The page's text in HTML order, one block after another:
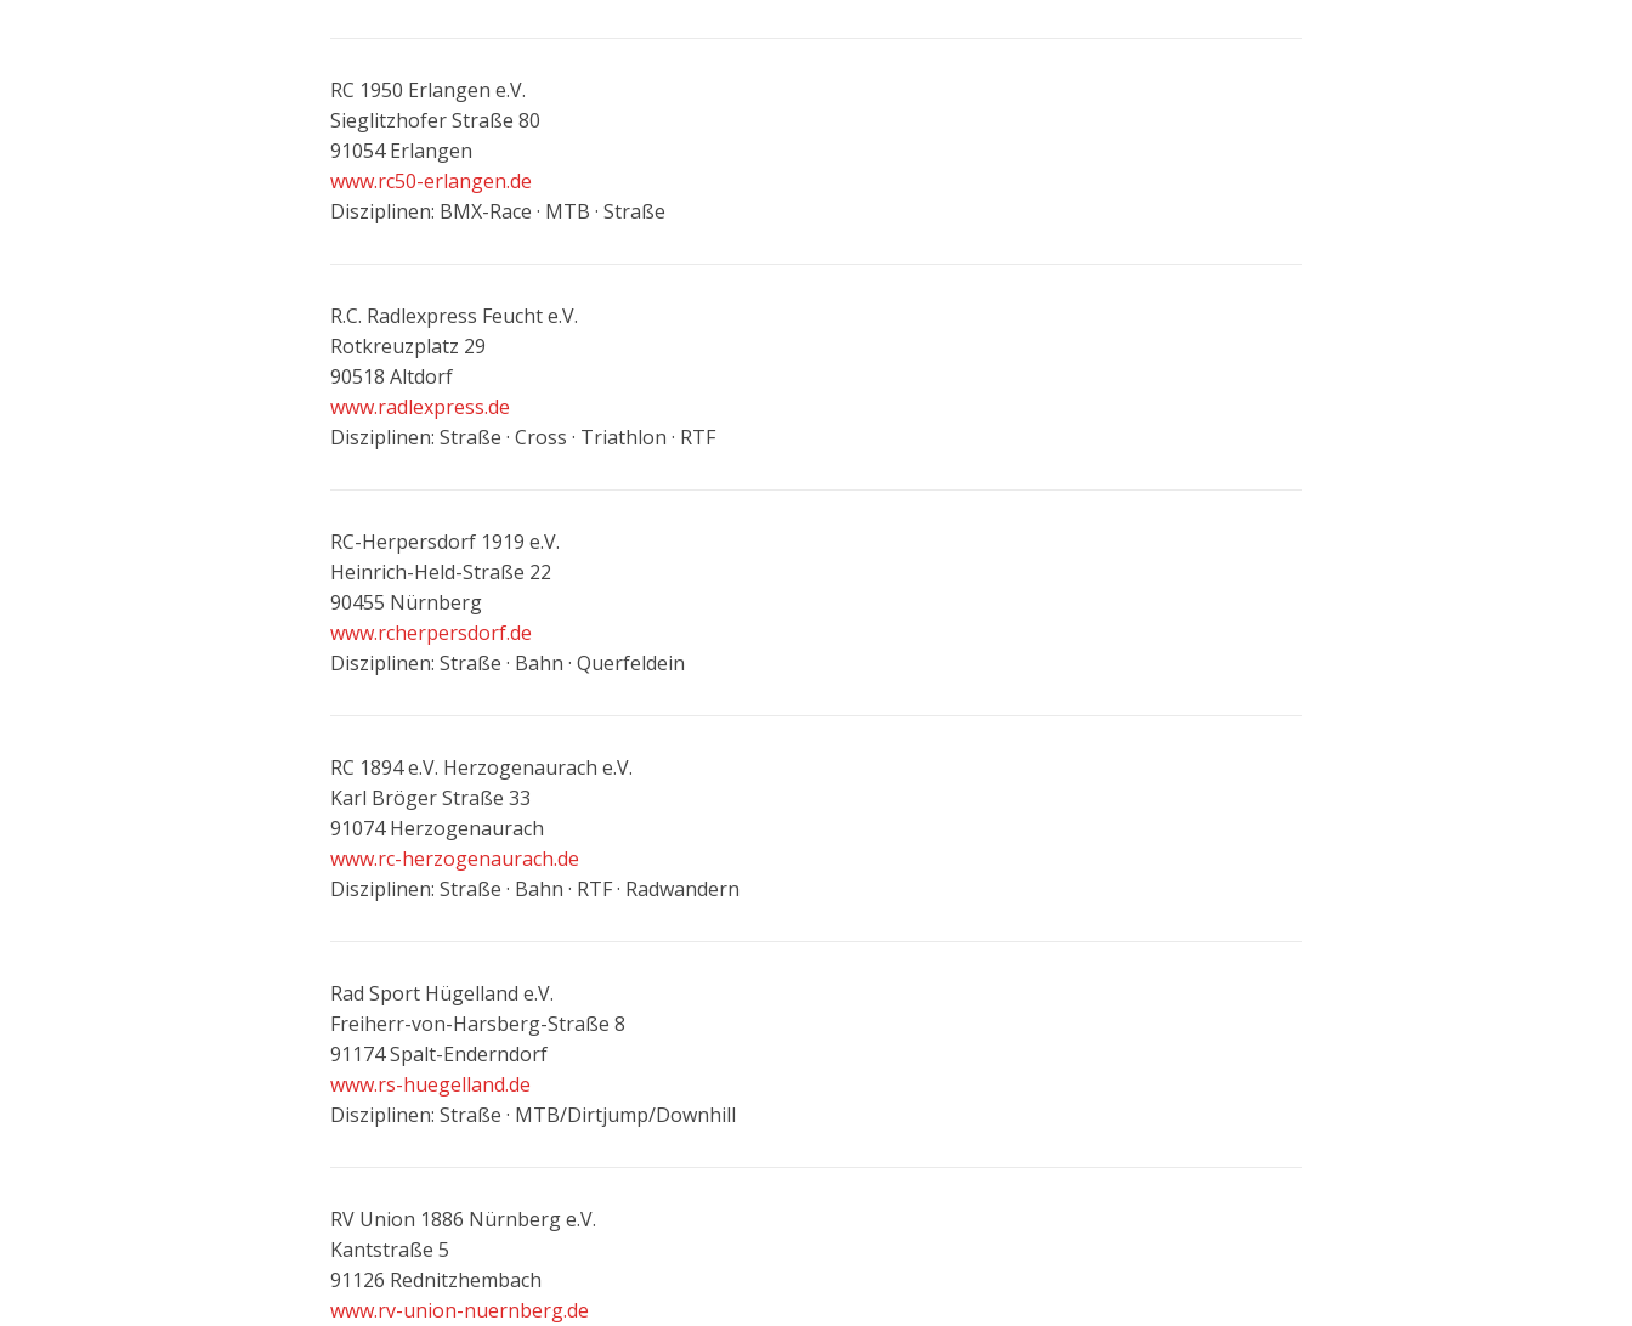
RC 1950 Erlangen e.V.
Sieglitzhofer Straße 80
91054 Erlangen
www.rc50-erlangen.de
Disziplinen: BMX-Race · MTB · Straße
R.C. Radlexpress Feucht e.V.
Rotkreuzplatz 29
90518 Altdorf
www.radlexpress.de
Disziplinen: Straße · Cross · Triathlon · RTF
RC-Herpersdorf 1919 e.V.
Heinrich-Held-Straße 22
90455 Nürnberg
www.rcherpersdorf.de
Disziplinen: Straße · Bahn · Querfeldein
RC 1894 e.V. Herzogenaurach e.V.
Karl Bröger Straße 33
91074 Herzogenaurach
www.rc-herzogenaurach.de
Disziplinen: Straße · Bahn · RTF · Radwandern
Rad Sport Hügelland e.V.
Freiherr-von-Harsberg-Straße 8
91174 Spalt-Enderndorf
www.rs-huegelland.de
Disziplinen: Straße · MTB/Dirtjump/Downhill
RV Union 1886 Nürnberg e.V.
Kantstraße 5
91126 Rednitzhembach
www.rv-union-nuernberg.de